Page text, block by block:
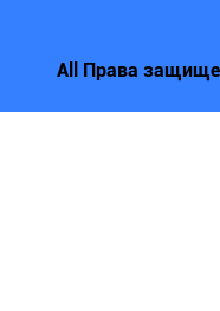
All Права